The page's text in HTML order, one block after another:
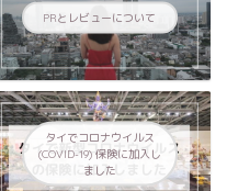
PRとレビューについて
タイでコロナウイルス
(COVID-19) 保険に加入し
ました